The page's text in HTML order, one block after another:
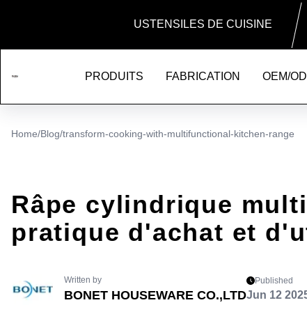
USTENSILES DE CUISINE
PRODUITS FABRICATION OEM/
Home/Blog/transform-cooking-with-multifunctional-kitchen-range
Râpe cylindrique
pratique d'achat et
Written by
BONET HOUSEWARE CO.,LTD
Published
Jun 12